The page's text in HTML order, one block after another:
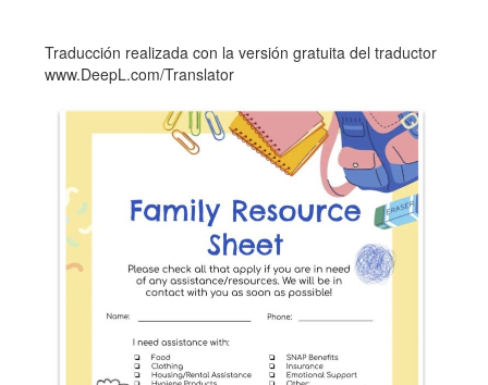
Traducción realizada con la versión gratuita del traductor
www.DeepL.com/Translator